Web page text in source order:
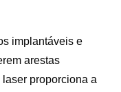
implantáveis e
arestas
proporciona a